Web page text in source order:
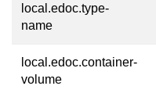
local.edoc.type-
name
local.edoc.container-
volume